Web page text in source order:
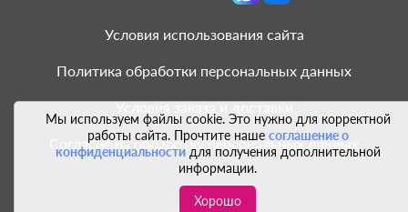
Мы используем файлы cookie. Это нужно для корректной
работы сайта. Прочтите наше соглашение о
конфиденциальностидля получения дополнительной
информации.
Хорошо
Условия использования сайта
Политика обработки персональных данных
Условия заказа и доставки
Согласие на обработку персональных данных